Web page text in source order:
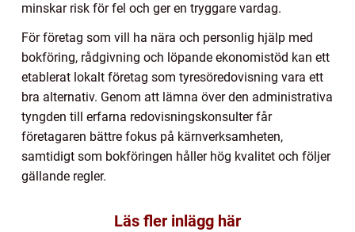
minskar risk för fel och ger en tryggare vardag.
För företag som vill ha nära och personlig hjälp med
bokföring, rådgivning och löpande ekonomistöd kan ett
etablerat lokalt företag som tyresöredovisning vara ett
bra alternativ. Genom att lämna över den administrativa
tyngden till erfarna redovisningskonsulter får
företagaren bättre fokus på kärnverksamheten,
samtidigt som bokföringen håller hög kvalitet och följer
gällande regler.
Läs fler inlägg här